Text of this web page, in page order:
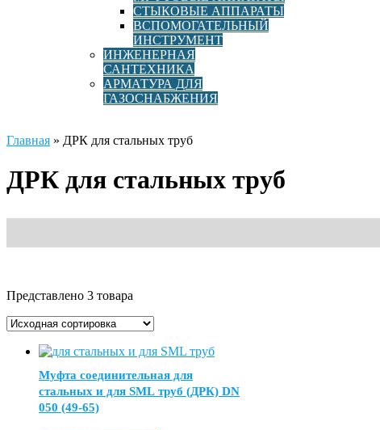
СТЫКОВЫЕ АППАРАТЫ
ВСПОМОГАТЕЛЬНЫЙ
ИНСТРУМЕНТ
ИНЖЕНЕРНАЯ
САНТЕХНИКА
АРМАТУРА ДЛЯ
ГАЗОСНАБЖЕНИЯ
Главная » ДРК для стальных труб
ДРК для стальных труб
Представлено 3 товара
Муфта соединительная для
стальных и для SML труб (ДРК) DN
050 (49-65)